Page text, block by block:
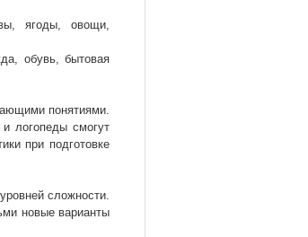
ягоды, овощи,
обувь, бытовая
понятиями.
логопеды смогут
при подготовке
сложности.
новые варианты